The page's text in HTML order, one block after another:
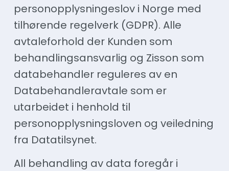
personopplysningeslov i Norge med
tilhørende regelverk (GDPR). Alle
avtaleforhold der Kunden som
behandlingsansvarlig og Zisson som
databehandler reguleres av en
Databehandleravtale som er
utarbeidet i henhold til
personopplysningsloven og veiledning
fra Datatilsynet.
All behandling av data foregår i